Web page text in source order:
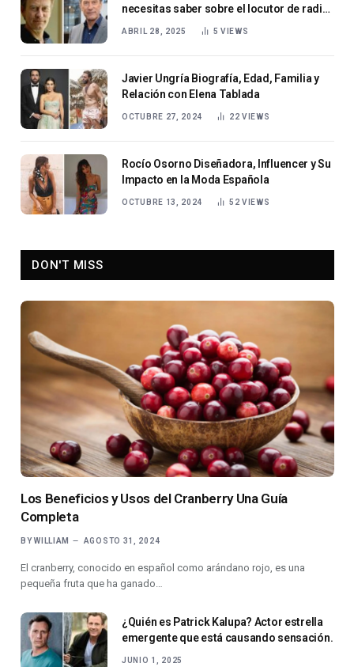
necesitas saber sobre el locutor de radio
ABRIL 28, 2025 5 VIEWS
Javier Ungría Biografía, Edad, Familia y
Relación con Elena Tablada
OCTUBRE 27, 2024 22VIEWS
Rocío Osorno Diseñadora, Influencer y Su
Impacto en la Moda Española
OCTUBRE 13, 2024 52VIEWS
DON'T MISS
Los Beneficios y Usos del Cranberry Una Guía
Completa
BY WILLIAM AGOSTO 31, 2024
El cranberry, conocido en español como arándano rojo, es una
pequeña fruta que ha ganado…
¿Quién es Patrick Kalupa? Actor estrella
emergente que está causando sensación.
JUNIO 1, 2025